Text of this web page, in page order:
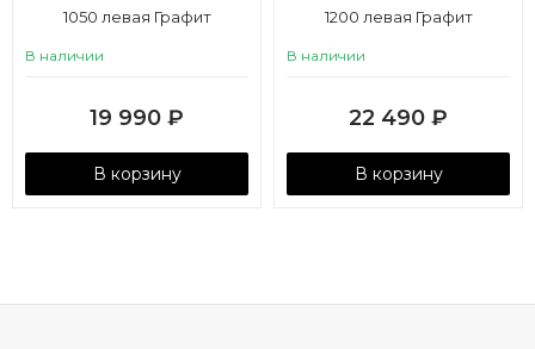
1050 левая Графит
В наличии
19 990 ₽
В корзину
1200 левая Графит
В наличии
22 490 ₽
В корзину